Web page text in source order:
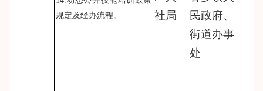
规定及经办流程。
社局
民政府、
街道办事
处